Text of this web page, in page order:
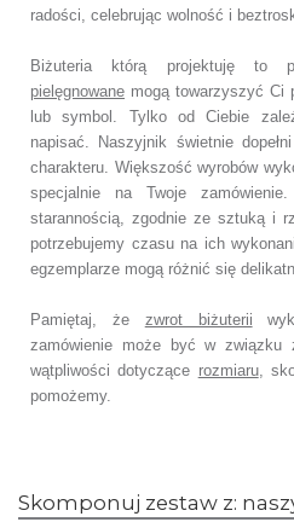
radości, celebrując wolność i
Biżuteria którą projektuję to
pielęgnowane mogą towarzyszyć Ci
lub symbol. Tylko od Ciebie
napisać. Naszyjnik świetnie
charakteru. Większość wyrobów
specjalnie na Twoje
starannością, zgodnie ze sztuką i
potrzebujemy czasu na ich
egzemplarze mogą różnić się
Pamiętaj, że zwrot biżuterii
zamówienie może być w
wątpliwości dotyczące rozmiaru,
pomożemy.
Skomponuj zestaw z: